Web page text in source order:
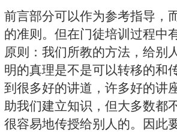
前言部分可以作为参考指导，
的准则。但在门徒培训过程中
原则：我们所教的方法，给别
明的真理是不是可以转移的和
到很多好的讲道，许多好的讲
助我们建立知识，但大多数都
很容易地传授给别人的。因此